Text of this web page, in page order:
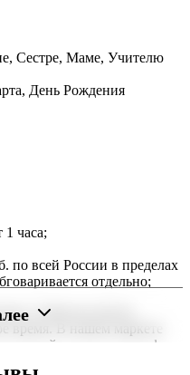
Сестре, Маме, Учителю
День Рождения
1 часа;
по всей России в пределах
отдельно;
чтобы вы могли
время. В нашем маркете
на дом или в офис